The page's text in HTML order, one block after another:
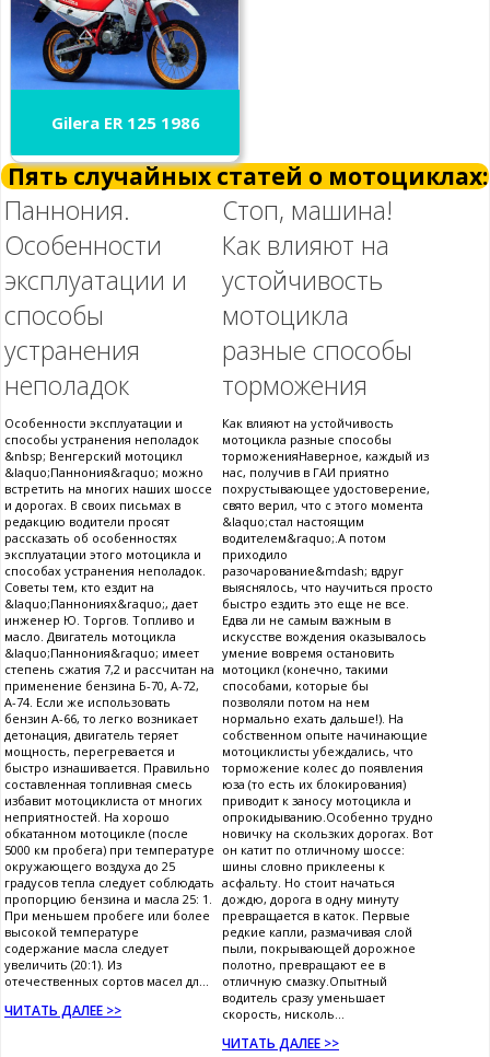
Gilera ER 125 1986
Пять случайных статей о мотоциклах:
Паннония.
Особенности
эксплуатации и
способы
устранения
неполадок
Особенности эксплуатации и
способы устранения неполадок
&nbsp; Венгерский мотоцикл
&laquo;Паннония&raquo; можно
встретить на многих наших шоссе
и дорогах. В своих письмах в
редакцию водители просят
рассказать об особенностях
эксплуатации этого мотоцикла и
способах устранения неполадок.
Советы тем, кто ездит на
&laquo;Паннониях&raquo;, дает
инженер Ю. Торгов. Топливо и
масло. Двигатель мотоцикла
&laquo;Паннония&raquo; имеет
степень сжатия 7,2 и рассчитан на
применение бензина Б-70, А-72,
А-74. Если же использовать
бензин А-66, то легко возникает
детонация, двигатель теряет
мощность, перегревается и
быстро изнашивается. Правильно
составленная топливная смесь
избавит мотоциклиста от многих
неприятностей. На хорошо
обкатанном мотоцикле (после
5000 км пробега) при температуре
окружающего воздуха до 25
градусов тепла следует соблюдать
пропорцию бензина и масла 25: 1.
При меньшем пробеге или более
высокой температуре
содержание масла следует
увеличить (20:1). Из
отечественных сортов масел дл...
ЧИТАТЬ ДАЛЕЕ >>
Стоп, машина!
Как влияют на
устойчивость
мотоцикла
разные способы
торможения
Как влияют на устойчивость
мотоцикла разные способы
торможенияНаверное, каждый из
нас, получив в ГАИ приятно
похрустывающее удостоверение,
свято верил, что с этого момента
&laquo;стал настоящим
водителем&raquo;.А потом
приходило
разочарование&mdash; вдруг
выяснялось, что научиться просто
быстро ездить это еще не все.
Едва ли не самым важным в
искусстве вождения оказывалось
умение вовремя остановить
мотоцикл (конечно, такими
способами, которые бы
позволяли потом на нем
нормально ехать дальше!). На
собственном опыте начинающие
мотоциклисты убеждались, что
торможение колес до появления
юза (то есть их блокирования)
приводит к заносу мотоцикла и
опрокидыванию.Особенно трудно
новичку на скользких дорогах. Вот
он катит по отличному шоссе:
шины словно приклеены к
асфальту. Но стоит начаться
дождю, дорога в одну минуту
превращается в каток. Первые
редкие капли, размачивая слой
пыли, покрывающей дорожное
полотно, превращают ее в
отличную смазку.Опытный
водитель сразу уменьшает
скорость, нисколь...
ЧИТАТЬ ДАЛЕЕ >>